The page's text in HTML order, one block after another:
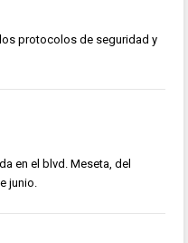
protocolos de seguridad y
en el blvd. Meseta, del
junio.